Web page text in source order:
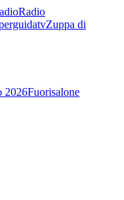
Radio
Zuppa di
2026Fuorisalone